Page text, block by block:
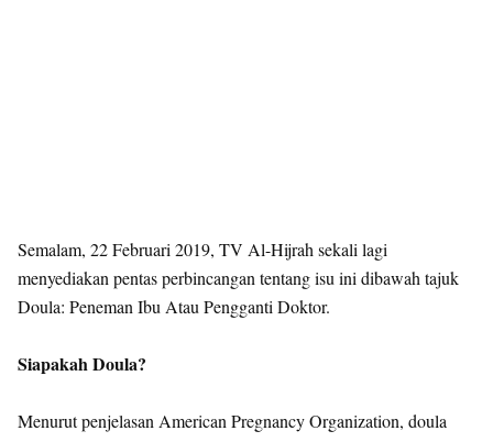
Semalam, 22 Februari 2019, TV Al-Hijrah sekali lagi
menyediakan pentas perbincangan tentang isu ini dibawah tajuk
Doula: Peneman Ibu Atau Pengganti Doktor.
Siapakah Doula?
Menurut penjelasan American Pregnancy Organization, doula